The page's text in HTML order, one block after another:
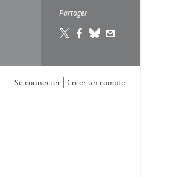
Partager
Créer un compte
Se connecter